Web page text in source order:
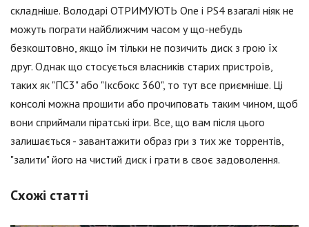
складніше. Володарі ОТРИМУЮТЬ One і PS4 взагалі ніяк не
можуть пограти найближчим часом у що-небудь
безкоштовно, якщо їм тільки не позичить диск з грою їх
друг. Однак що стосується власників старих пристроїв,
таких як "ПС3" або "Іксбокс 360", то тут все приємніше. Ці
консолі можна прошити або прочиповать таким чином, щоб
вони сприймали піратські ігри. Все, що вам після цього
залишається - завантажити образ гри з тих же торрентів,
"залити" його на чистий диск і грати в своє задоволення.
Схожі статті